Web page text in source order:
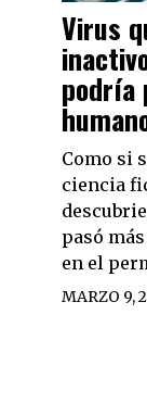
Virus
podría
Como si
ciencia
pasó
en el
MARZO 9,